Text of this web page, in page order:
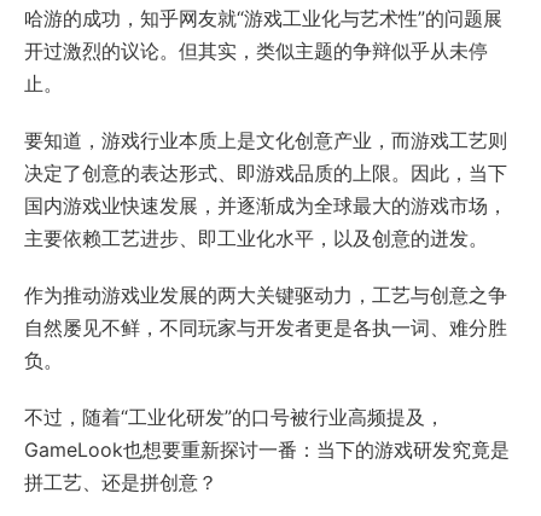
哈游的成功，知乎网友就“游戏工业化与艺术性”的问题展
开过激烈的议论。但其实，类似主题的争辩似乎从未停
止。
要知道，游戏行业本质上是文化创意产业，而游戏工艺则
决定了创意的表达形式、即游戏品质的上限。因此，当下
国内游戏业快速发展，并逐渐成为全球最大的游戏市场，
主要依赖工艺进步、即工业化水平，以及创意的迸发。
作为推动游戏业发展的两大关键驱动力，工艺与创意之争
自然屡见不鲜，不同玩家与开发者更是各执一词、难分胜
负。
不过，随着“工业化研发”的口号被行业高频提及，
GameLook也想要重新探讨一番：当下的游戏研发究竟是
拼工艺、还是拼创意？